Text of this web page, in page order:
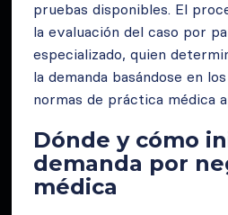
pruebas disponibles. El
la evaluación del caso por
especializado, quien
la demanda basándose en
normas de práctica médica
Dónde y cómo
demanda por
médica